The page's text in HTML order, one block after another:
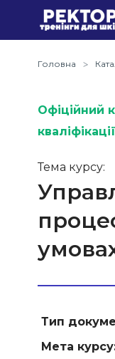
Головна
Офіційний
кваліфікації
Тема курсу:
Тип
Мета